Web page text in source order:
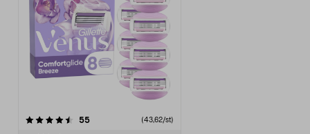
55recensioner (43,62/st)